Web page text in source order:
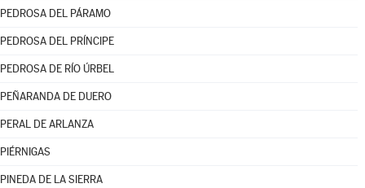
PEDROSA DEL PÁRAMO
PEDROSA DEL PRÍNCIPE
PEDROSA DE RÍO ÚRBEL
PEÑARANDA DE DUERO
PERAL DE ARLANZA
PIÉRNIGAS
PINEDA DE LA SIERRA